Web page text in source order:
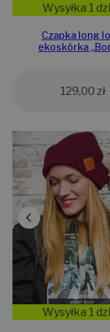
Wysyłka 1
Czapka long
ekoskórka
129,00 zł
Wysyłka 1